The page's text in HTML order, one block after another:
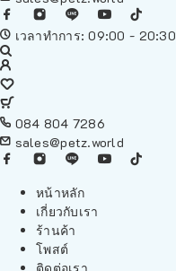
เวลาทำการ: 09:00 - 20:30
084 804 7286
sales@petz.world
หน้าหลัก
เกี่ยวกับเรา
ร้านค้า
โพสต์